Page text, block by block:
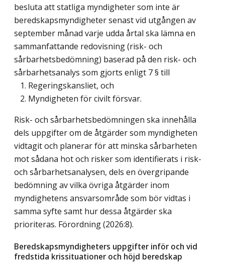
besluta att statliga myndigheter som inte är
beredskapsmyndigheter senast vid utgången av
september månad varje udda årtal ska lämna en
sammanfattande redovisning (risk- och
sårbarhetsbedömning) baserad på den risk- och
sårbarhetsanalys som gjorts enligt 7 § till
1. Regeringskansliet, och
2. Myndigheten för civilt försvar.
Risk- och sårbarhetsbedömningen ska innehålla
dels uppgifter om de åtgärder som myndigheten
vidtagit och planerar för att minska sårbarheten
mot sådana hot och risker som identifierats i risk-
och sårbarhetsanalysen, dels en övergripande
bedömning av vilka övriga åtgärder inom
myndighetens ansvarsområde som bör vidtas i
samma syfte samt hur dessa åtgärder ska
prioriteras. Förordning (2026:8).
Beredskapsmyndigheters uppgifter inför och vid
fredstida krissituationer och höjd beredskap